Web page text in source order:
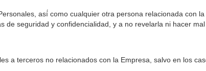
así́ como cualquier otra persona relacionada con
seguridad y confidencialidad, y a no revelarla ni hacer
a terceros no relacionados con la Empresa, salvo en los